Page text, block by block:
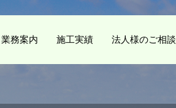
業務案内 施工実績 法人様のご相談